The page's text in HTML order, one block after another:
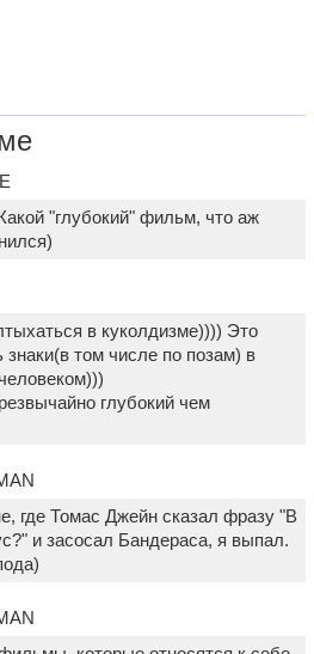
"глубокий" фильм, что аж
в куколдизме)))) Это
том числе по позам) в
глубокий чем
где Томас Джейн сказал фразу "В
и засосал Бандераса, я выпал.